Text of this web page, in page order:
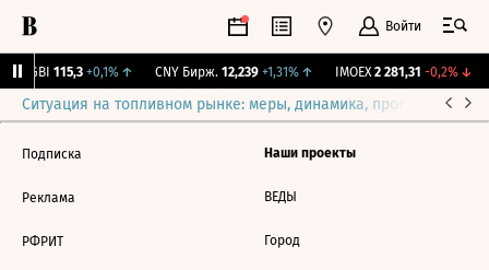
Войти
RGBI 115,3 +0,1%↑ CNY Бирж. 12,239 +1,31%↑ IMOEX 2 281,31 -0,2%↓
Ситуация на топливном рынке: меры, динамика, прогнозы
Подписка
Реклама
РФРИТ
Наши проекты
ВЕДЫ
Город